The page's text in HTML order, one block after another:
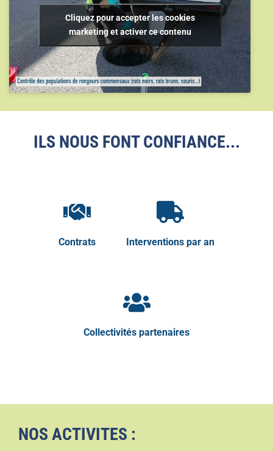
Cliquez pour accepter les cookies
marketing et activer ce contenu
ILS NOUS FONT CONFIANCE...
Contrats Interventions par an
Collectivités partenaires
NOS ACTIVITES :